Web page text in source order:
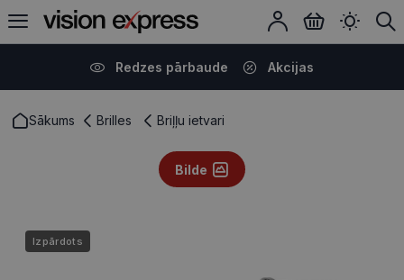
Redzes pārbaude Akcijas
Sākums Brilles Briļļu ietvari
Bilde
Izpārdots